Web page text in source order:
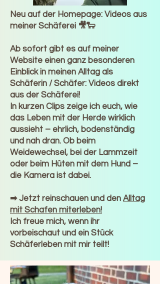
Neu auf der Homepage: Videos aus
meiner Schäferei 🎥🐑
Ab sofort gibt es auf meiner
Website einen ganz besonderen
Einblick in meinen Alltag als
Schäferin / Schäfer: Videos direkt
aus der Schäferei!
In kurzen Clips zeige ich euch, wie
das Leben mit der Herde wirklich
aussieht – ehrlich, bodenständig
und nah dran. Ob beim
Weidewechsel, bei der Lammzeit
oder beim Hüten mit dem Hund –
die Kamera ist dabei.
➡ Jetzt reinschauen und den Alltag
mit Schafen miterleben!
Ich freue mich, wenn ihr
vorbeischaut und ein Stück
Schäferleben mit mir teilt!